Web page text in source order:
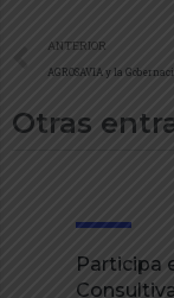
ANTERIOR
Otras
Participa